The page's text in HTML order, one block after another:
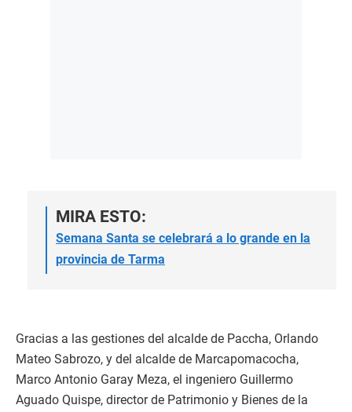
MIRA ESTO:
Semana Santa se celebrará a lo grande en la
provincia de Tarma
Gracias a las gestiones del alcalde de Paccha, Orlando
Mateo Sabrozo, y del alcalde de Marcapomacocha,
Marco Antonio Garay Meza, el ingeniero Guillermo
Aguado Quispe, director de Patrimonio y Bienes de la